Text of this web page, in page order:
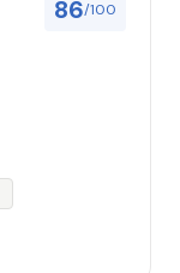
86/100